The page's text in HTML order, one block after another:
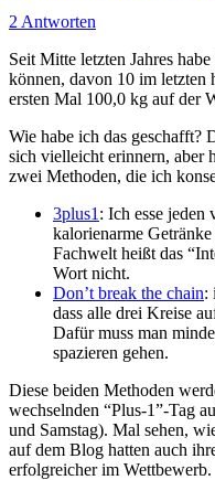
2 Antworten
Seit Mitte letzten Jahres
können, davon 10 im letzten
ersten Mal 100,0 kg auf der
Wie habe ich das geschafft?
sich vielleicht erinnern, aber
zwei Methoden, die ich
3plus1 : Ich esse jeden
kalorienarme
Fachwelt heißt das
Wort nicht.
Don’t break the chain:
dass alle drei Kreise
Dafür muss man
spazieren gehen.
Diese beiden Methoden
wechselnden “Plus-1”-Tag
und Samstag). Mal sehen,
auf dem Blog hatten auch
erfolgreicher im Wettbewerb.